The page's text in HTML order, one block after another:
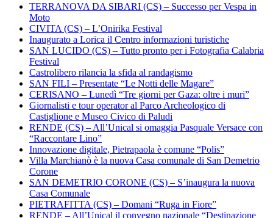
TERRANOVA DA SIBARI (CS) – Successo per Vespa in
Moto
CIVITA (CS) – L’Onirika Festival
Inaugurato a Lorica il Centro informazioni turistiche
SAN LUCIDO (CS) – Tutto pronto per i Fotografia Calabria
Festival
Castrolibero rilancia la sfida al randagismo
SAN FILI – Presentate “Le Notti delle Magare”
CERISANO – Lunedì “Tre giorni per Gaza: oltre i muri”
Giornalisti e tour operator al Parco Archeologico di
Castiglione e Museo Civico di Paludi
RENDE (CS) – All’Unical si omaggia Pasquale Versace con
“Raccontare Lino”
Innovazione digitale, Pietrapaola è comune “Polis”
Villa Marchianò è la nuova Casa comunale di San Demetrio
Corone
SAN DEMETRIO CORONE (CS) – S’inaugura la nuova
Casa Comunale
PIETRAFITTA (CS) – Domani “Ruga in Fiore”
RENDE – All’Unical il convegno nazionale “Destinazione